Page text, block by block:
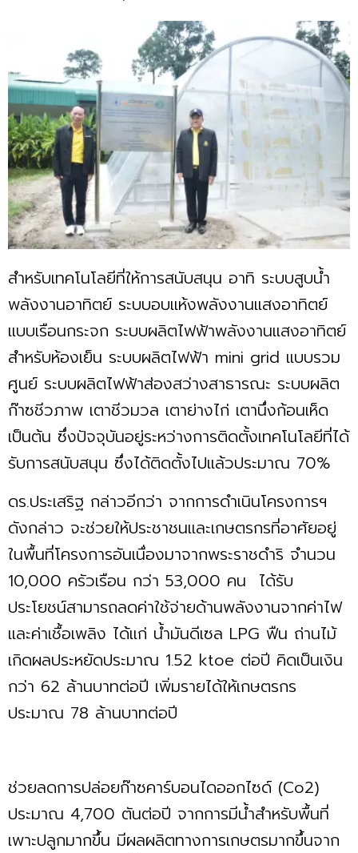
สำหรับเทคโนโลยีที่ให้การสนับสนุน อาทิ ระบบสูบน้ำ
พลังงานอาทิตย์ ระบบอบแห้งพลังงานแสงอาทิตย์
แบบเรือนกระจก ระบบผลิตไฟฟ้าพลังงานแสงอาทิตย์
สำหรับห้องเย็น ระบบผลิตไฟฟ้า mini grid แบบรวม
ศูนย์ ระบบผลิตไฟฟ้าส่องสว่างสาธารณะ ระบบผลิต
ก๊าซชีวภาพ เตาชีวมวล เตาย่างไก่ เตานึ่งก้อนเห็ด
เป็นต้น ซึ่งปัจจุบันอยู่ระหว่างการติดตั้งเทคโนโลยีที่ได้
รับการสนับสนุน ซึ่งได้ติดตั้งไปแล้วประมาณ 70%
ดร.ประเสริฐ กล่าวอีกว่า จากการดำเนินโครงการฯ
ดังกล่าว จะช่วยให้ประชาชนและเกษตรกรที่อาศัยอยู่
ในพื้นที่โครงการอันเนื่องมาจากพระราชดำริ จำนวน
10,000 ครัวเรือน กว่า 53,000 คน ได้รับ
ประโยชน์สามารถลดค่าใช้จ่ายด้านพลังงานจากค่าไฟ
และค่าเชื้อเพลิง ได้แก่ น้ำมันดีเซล LPG ฟืน ถ่านไม้
เกิดผลประหยัดประมาณ 1.52 ktoe ต่อปี คิดเป็นเงิน
กว่า 62 ล้านบาทต่อปี เพิ่มรายได้ให้เกษตรกร
ประมาณ 78 ล้านบาทต่อปี
ช่วยลดการปล่อยก๊าซคาร์บอนไดออกไซด์ (Co2)
ประมาณ 4,700 ตันต่อปี จากการมีน้ำสำหรับพื้นที่
เพาะปลูกมากขึ้น มีผลผลิตทางการเกษตรมากขึ้นจาก